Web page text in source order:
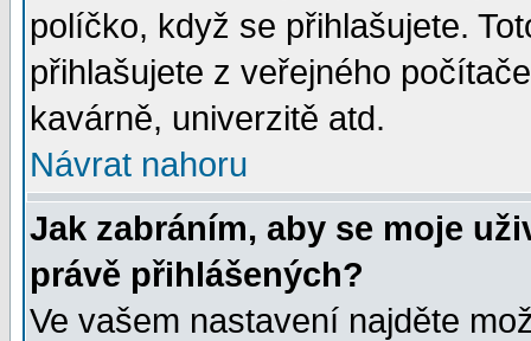
políčko, když se přihlašujete.
přihlašujete z veřejného
kavárně, univerzitě atd.
Návrat nahoru
Jak zabráním, aby se moje
právě přihlášených?
Ve vašem nastavení najděte